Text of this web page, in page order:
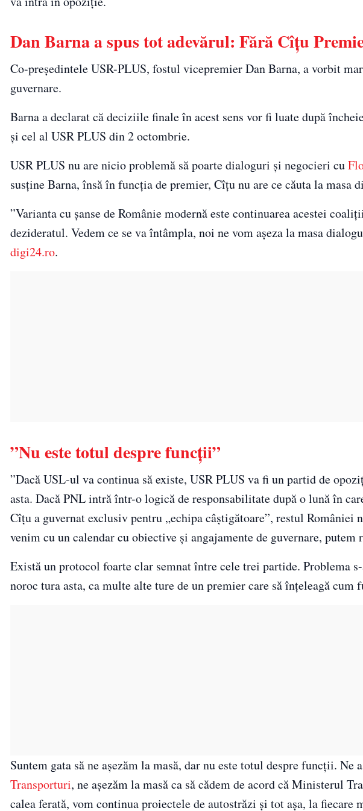
Dan Barna a spus tot adevărul: Fără Cîțu
Co-preşedintele USR-PLUS, fostul vicepremier Dan Barna, a vorbit
guvernare.
Barna a declarat că deciziile finale în acest sens vor fi luate după
și cel al USR PLUS din 2 octombrie.
USR PLUS nu are nicio problemă să poarte dialoguri și negocieri cu
susține Barna, însă în funcția de premier, Cîțu nu are ce căuta la masa
”Varianta cu șanse de Românie modernă este continuarea acestei
dezideratul. Vedem ce se va întâmpla, noi ne vom așeza la masa
digi24.ro.
”Nu este totul despre funcții”
”Dacă USL-ul va continua să existe, USR PLUS va fi un partid de
asta. Dacă PNL intră într-o logică de responsabilitate după o lună în
Cîțu a guvernat exclusiv pentru „echipa câștigătoare”, restul României
venim cu un calendar cu obiective și angajamente de guvernare,
Există un protocol foarte clar semnat între cele trei partide. Problema
noroc tura asta, ca multe alte ture de un premier care să înțeleagă cum
Suntem gata să ne așezăm la masă, dar nu este totul despre funcții. Ne
Transporturi, ne așezăm la masă ca să cădem de acord că Ministerul
calea ferată, vom continua proiectele de autostrăzi și tot așa, la fiecare